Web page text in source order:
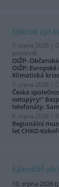
tiskové
7. srpna 2026 |
prostředí
OIŽP-
OIŽP:
Klimatická
7. srpna 2026 |
Česká
netopýry!“
telefonáty.
6. srpna 2026 |
Regionální
let CHKO
kalendář
10. srpna 2026